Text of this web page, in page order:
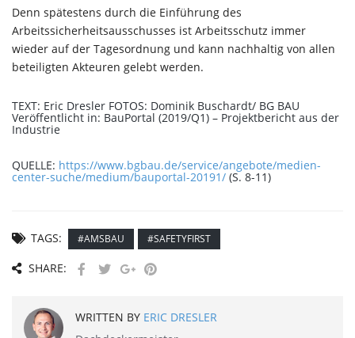
Denn spätestens durch die Einführung des
Arbeitssicherheitsausschusses ist Arbeitsschutz immer
wieder auf der Tagesordnung und kann nachhaltig von allen
beteiligten Akteuren gelebt werden.
TEXT: Eric Dresler FOTOS: Dominik Buschardt/ BG BAU
Veröffentlicht in: BauPortal (2019/Q1) – Projektbericht aus der
Industrie
QUELLE: https://www.bgbau.de/service/angebote/medien-
center-suche/medium/bauportal-20191/ (S. 8-11)
TAGS: #AMSBAU #SAFETYFIRST
SHARE:
WRITTEN BY ERIC DRESLER